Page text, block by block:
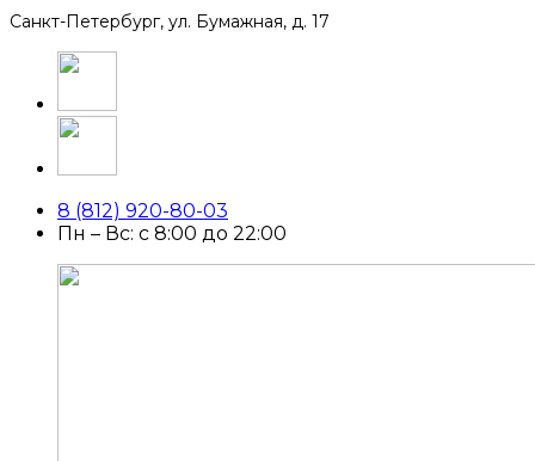
Санкт-Петербург, ул. Бумажная, д. 17
8 (812) 920-80-03
Пн – Вс: с 8:00 до 22:00